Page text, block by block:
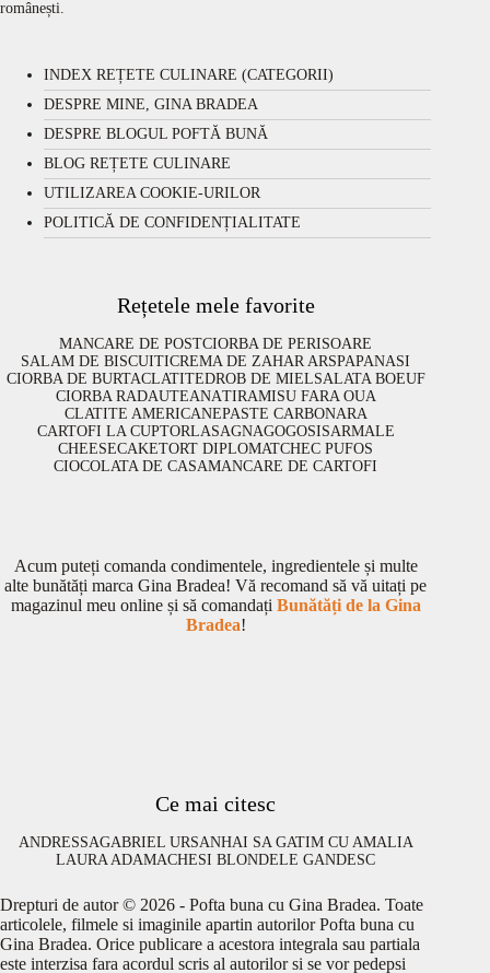
românești.
INDEX REȚETE CULINARE (CATEGORII)
DESPRE MINE, GINA BRADEA
DESPRE BLOGUL POFTĂ BUNĂ
BLOG REȚETE CULINARE
UTILIZAREA COOKIE-URILOR
POLITICĂ DE CONFIDENȚIALITATE
Rețetele mele favorite
MANCARE DE POSTCIORBA DE PERISOARE
SALAM DE BISCUITICREMA DE ZAHAR ARSPAPANASI
CIORBA DE BURTACLATITEDROB DE MIELSALATA BOEUF
CIORBA RADAUTEANATIRAMISU FARA OUA
CLATITE AMERICANEPASTE CARBONARA
CARTOFI LA CUPTORLASAGNAGOGOSISARMALE
CHEESECAKETORT DIPLOMATCHEC PUFOS
CIOCOLATA DE CASAMANCARE DE CARTOFI
Acum puteți comanda condimentele, ingredientele și multe
alte bunătăți marca Gina Bradea! Vă recomand să vă uitați pe
magazinul meu online și să comandați Bunătăți de la Gina
Bradea!
Ce mai citesc
ANDRESSAGABRIEL URSANHAI SA GATIM CU AMALIA
LAURA ADAMACHESI BLONDELE GANDESC
Drepturi de autor © 2026 - Pofta buna cu Gina Bradea. Toate
articolele, filmele si imaginile apartin autorilor Pofta buna cu
Gina Bradea. Orice publicare a acestora integrala sau partiala
este interzisa fara acordul scris al autorilor si se vor pedepsi